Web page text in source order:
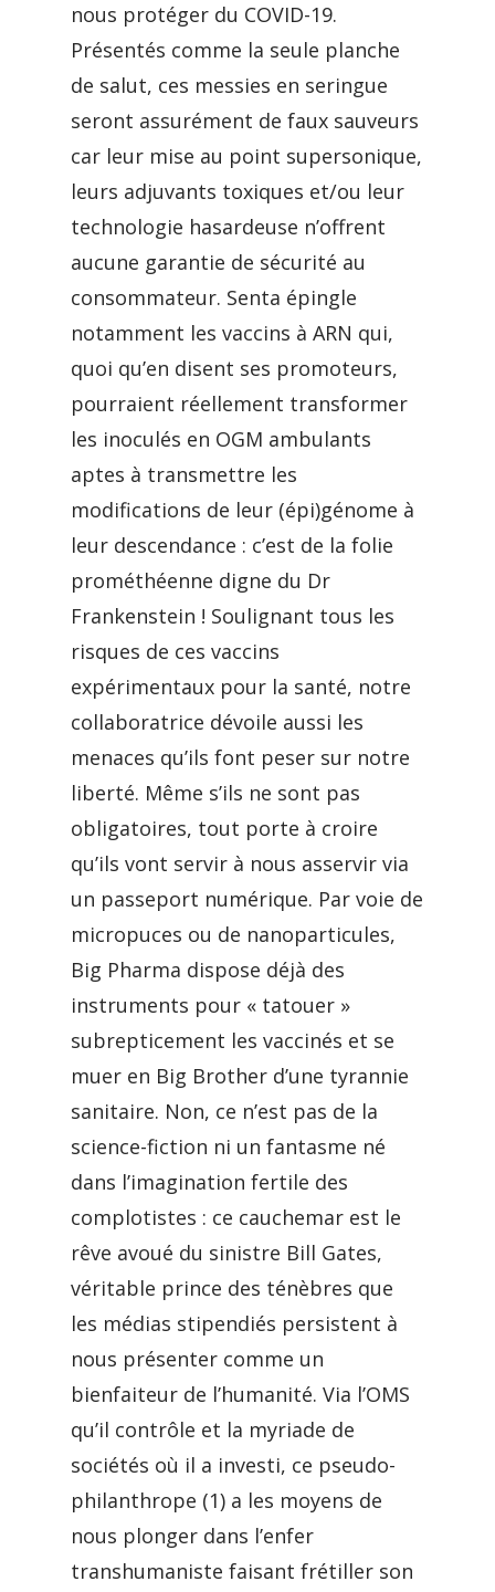
nous protéger du COVID-19.
Présentés comme la seule planche
de salut, ces messies en seringue
seront assurément de faux sauveurs
car leur mise au point supersonique,
leurs adjuvants toxiques et/ou leur
technologie hasardeuse n’offrent
aucune garantie de sécurité au
consommateur. Senta épingle
notamment les vaccins à ARN qui,
quoi qu’en disent ses promoteurs,
pourraient réellement transformer
les inoculés en OGM ambulants
aptes à transmettre les
modifications de leur (épi)génome à
leur descendance : c’est de la folie
prométhéenne digne du Dr
Frankenstein ! Soulignant tous les
risques de ces vaccins
expérimentaux pour la santé, notre
collaboratrice dévoile aussi les
menaces qu’ils font peser sur notre
liberté. Même s’ils ne sont pas
obligatoires, tout porte à croire
qu’ils vont servir à nous asservir via
un passeport numérique. Par voie de
micropuces ou de nanoparticules,
Big Pharma dispose déjà des
instruments pour « tatouer »
subrepticement les vaccinés et se
muer en Big Brother d’une tyrannie
sanitaire. Non, ce n’est pas de la
science-fiction ni un fantasme né
dans l’imagination fertile des
complotistes : ce cauchemar est le
rêve avoué du sinistre Bill Gates,
véritable prince des ténèbres que
les médias stipendiés persistent à
nous présenter comme un
bienfaiteur de l’humanité. Via l’OMS
qu’il contrôle et la myriade de
sociétés où il a investi, ce pseudo-
philanthrope (1) a les moyens de
nous plonger dans l’enfer
transhumaniste faisant frétiller son